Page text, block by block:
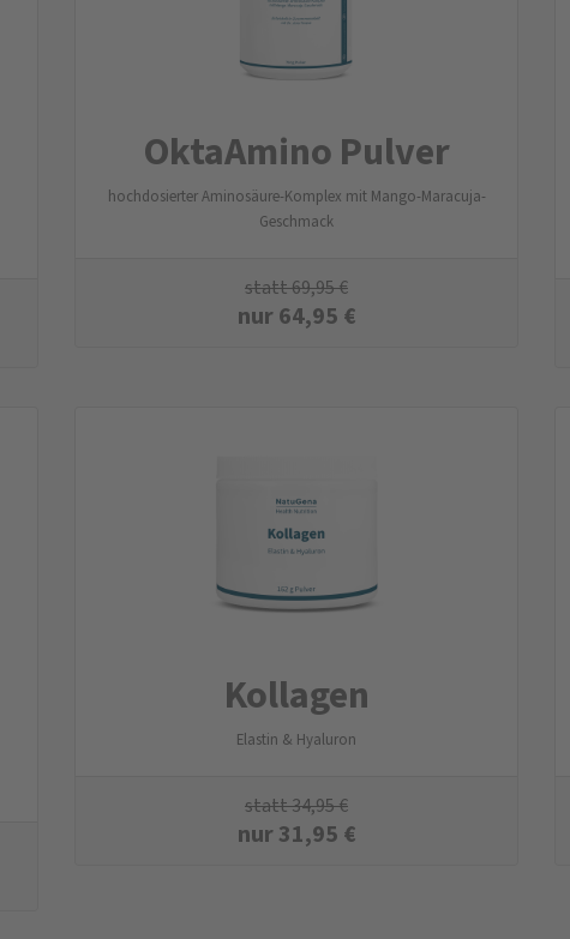
OktaAmino Pulver
hochdosierter Aminosäure-Komplex mit Mango-Maracuja-
Geschmack
statt69,95€
nur64,95 €
Kollagen
Elastin & Hyaluron
statt34,95€
nur31,95 €